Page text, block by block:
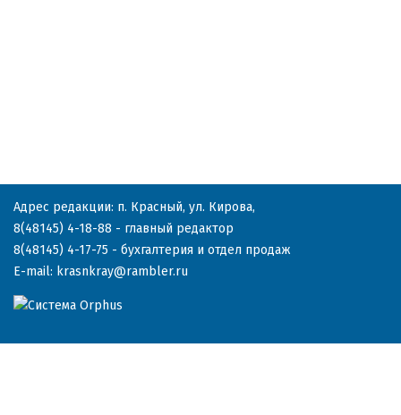
Адрес редакции: п. Красный, ул. Кирова,
8(48145) 4-18-88 - главный редактор
8(48145) 4-17-75 - бухгалтерия и отдел продаж
E-mail: krasnkray@rambler.ru